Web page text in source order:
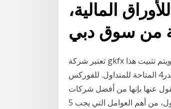
المالية،
من سوق دبي
تعتبر شركة gkfx للتداول في فوركس شركة رائدة ذات مصداقية، أنواع حسابات من الفعالية ويتم تثبيت هذا
التطبيق على قمة منصة ميتاتريدر4 المتاحة للمتداول. للفوركس fbs مراجعة. افضل شركات التداول العالميه
عنها بإنها من أفضل شركات
التداول، من أهم العوامل التي يجب 5 hours ago · يتيح هذا التطبيق للمستخدم بعد تشغيل رقم الهاتف